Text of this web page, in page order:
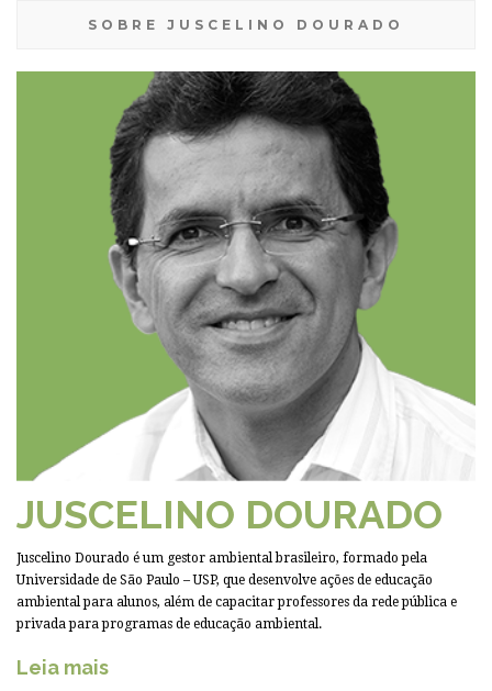
SOBRE JUSCELINO DOURADO
JUSCELINO DOURADO
Juscelino Dourado é um gestor ambiental brasileiro, formado pela
Universidade de São Paulo – USP, que desenvolve ações de educação
ambiental para alunos, além de capacitar professores da rede pública e
privada para programas de educação ambiental.
Leia mais